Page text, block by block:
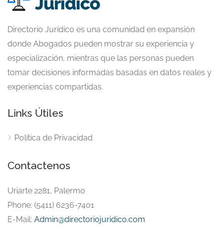
Directorio Jurídico es una comunidad en expansión
donde Abogados pueden mostrar su experiencia y
especialización, mientras que las personas pueden
tomar decisiones informadas basadas en datos reales y
experiencias compartidas.
Links Útiles
Política de Privacidad
Contactenos
Uriarte 2281, Palermo
Phone: (5411) 6236-7401
E-Mail: Admin@directoriojuridico.com